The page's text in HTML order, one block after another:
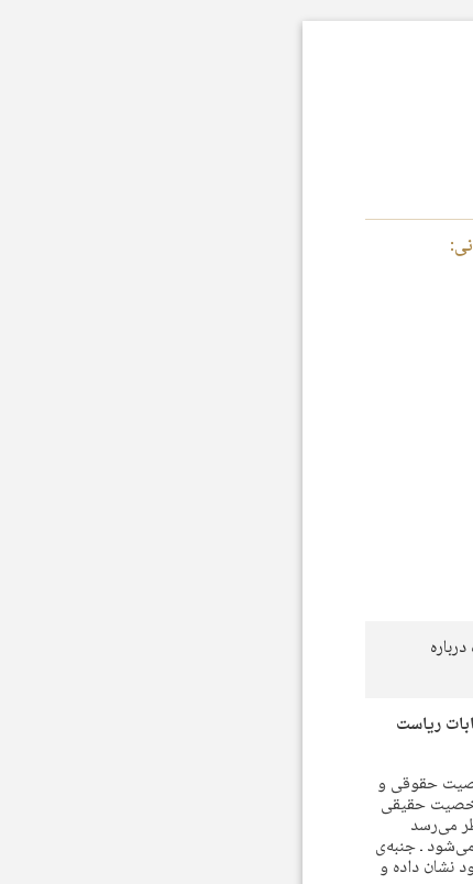
ریاست
حقوقی و
حقیقی
می‌رسد
ـ جنبه‌ی
نشان داده و